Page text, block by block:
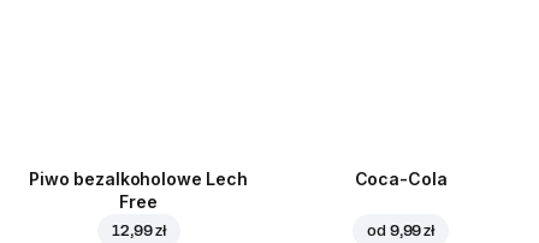
Piwo bezalkoholowe Lech
Free
12,99 zł
Coca-Cola
od 9,99 zł